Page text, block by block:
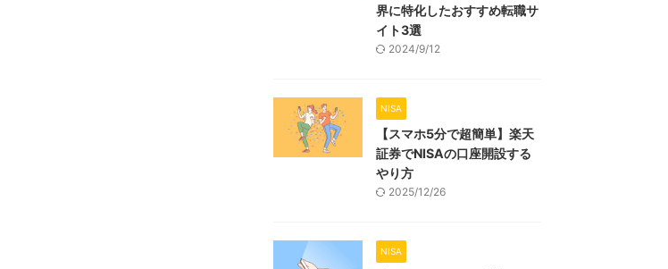
界に特化したおすすめ転職サ
イト3選
2024/9/12
NISA
【スマホ5分で超簡単】楽天
証券でNISAの口座開設する
やり方
2025/12/26
NISA